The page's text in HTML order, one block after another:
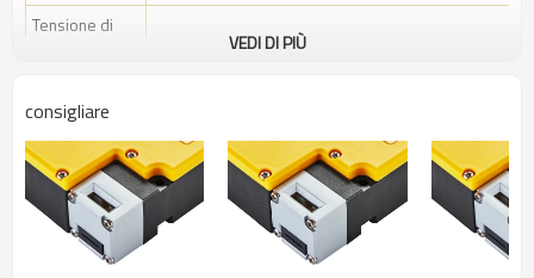
Tensione di
Corrente
nominale
200 mA (valore iniziale)
Potenza
nominale
4,8 W
Tensione di
isolamento
VEDI DI PIÙ
consigliare